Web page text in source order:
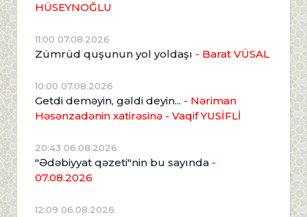
HÜSEYNOĞLU
11:00 07.08.2026
Zümrüd quşunun yol yoldaşı - Barat VÜSAL
10:00 07.08.2026
Getdi deməyin, gəldi deyin... - Nəriman
Həsənzadənin xatirəsinə - Vaqif YUSİFLİ
20:43 06.08.2026
"Ədəbiyyat qəzeti"nin bu sayında -
07.08.2026
12:09 06.08.2026